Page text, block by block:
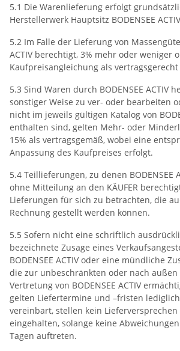
5.1 Die Warenlieferung erfolgt
Herstellerwerk Hauptsitz BODENSEE
5.2 Im Falle der Lieferung von
ACTIV berechtigt, 3% mehr oder weniger
Kaufpreisangleichung als
5.3 Sind Waren durch BODENSEE ACTIV
sonstiger Weise zu ver- oder bearbeiten
nicht im jeweils gültigen Katalog von
enthalten sind, gelten Mehr- oder
15% als vertragsgemäß, wobei eine
Anpassung des Kaufpreises erfolgt.
5.4 Teillieferungen, zu denen BODENSEE
ohne Mitteilung an den KÄUFER
Lieferungen für sich zu betrachten, die
Rechnung gestellt werden können.
5.5 Sofern nicht eine schriftlich
bezeichnete Zusage eines
BODENSEE ACTIV oder eine mündliche
die zur unbeschränkten oder nach
Vertretung von BODENSEE ACTIV
gelten Liefertermine und –fristen
vereinbart, stellen kein
eingehalten, solange keine
Tagen auftreten.